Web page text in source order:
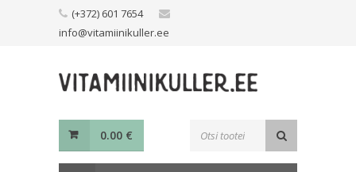
(+372) 601 7654
info@vitamiinikuller.ee
0.00 €